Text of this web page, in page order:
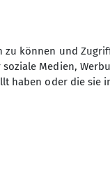
können und
Medien,
haben oder die sie